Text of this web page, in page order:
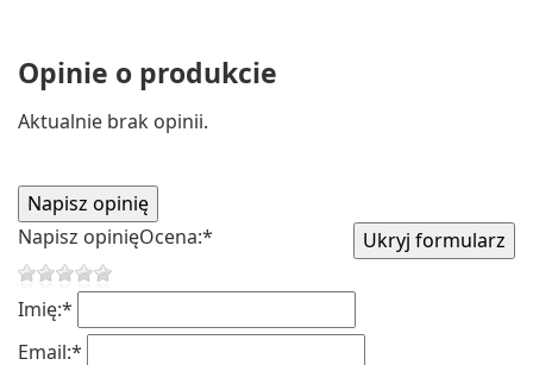
Opinie o produkcie
Aktualnie brak opinii.
Napisz opinięOcena:*
Imię:*
Email:*